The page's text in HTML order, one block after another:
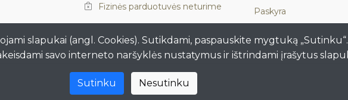
Fizinės parduotuvės neturime
Paskyra
slapukai (angl. Cookies). Sutikdami, paspauskite mygtuką
savo interneto naršyklės nustatymus ir ištrindami įrašytus
Sutinku Nesutinku